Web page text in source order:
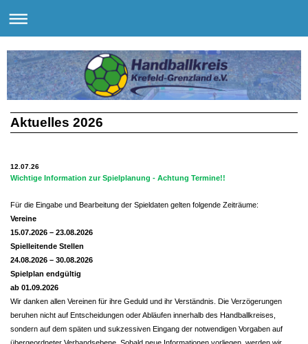
Aktuelles 2026
12.07.26
Wichtige Information zur Spielplanung - Achtung Termine!!
Für die Eingabe und Bearbeitung der Spieldaten gelten folgende Zeiträume:
Vereine
15.07.2026 – 23.08.2026
Spielleitende Stellen
24.08.2026 – 30.08.2026
Spielplan endgültig
ab 01.09.2026
Wir danken allen Vereinen für ihre Geduld und ihr Verständnis. Die Verzögerungen
beruhen nicht auf Entscheidungen oder Abläufen innerhalb des Handballkreises,
sondern auf dem späten und sukzessiven Eingang der notwendigen Vorgaben auf
übergeordneter Verbandsebene. Sobald neue Informationen vorliegen, werden wir